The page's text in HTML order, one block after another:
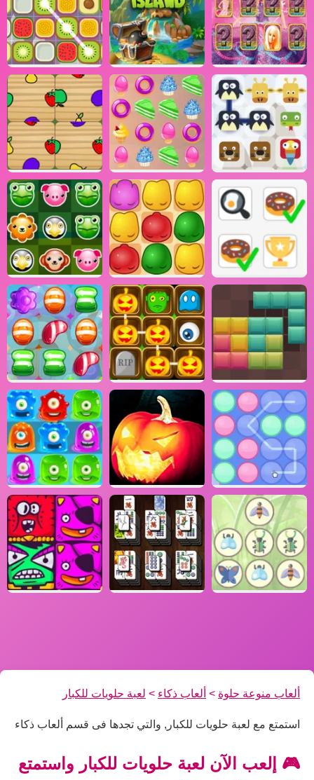
ألعاب منوعة حلوة > ألعاب ذكاء > لعبة حلويات للكبار
استمتع مع لعبة حلويات للكبار, والتي تجدها فى قسم ألعاب ذكاء
🎮 إلعب الآن لعبة حلويات للكبار واستمتع